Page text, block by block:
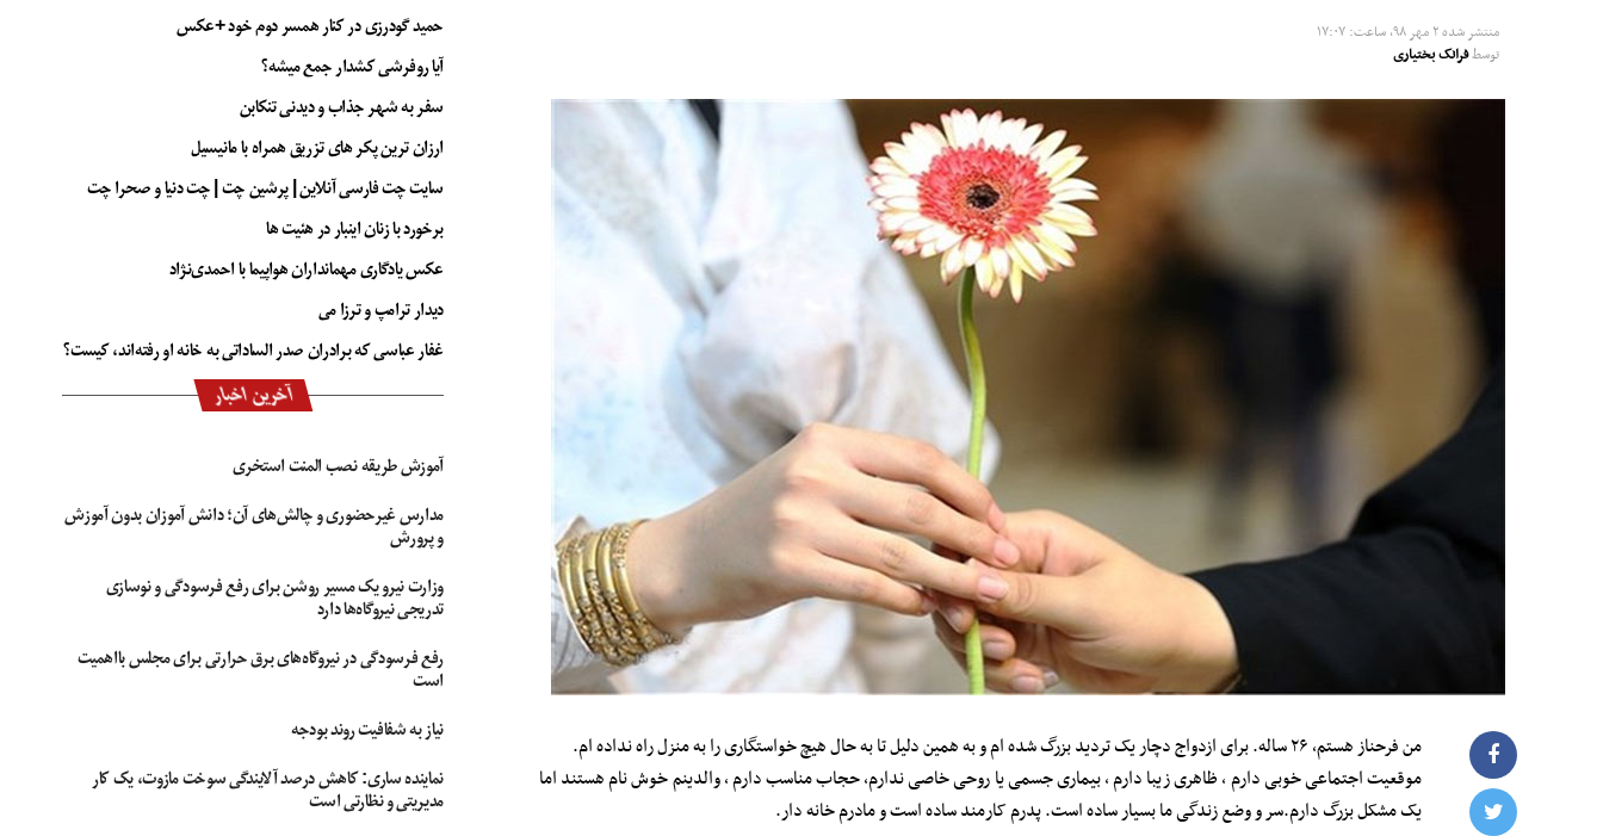
منتشر شده۲ مهر ۹۸, ساعت: ۱۷:۰۷
توسطفرانک بختیاری
من فرحناز هستم، ۲۶ ساله. برای ازدواج دچار یک تردید بزرگ شده ام و به همین دلیل تا به حال هیچ خواستگاری را به منزل راه نداده ام.
موقعیت اجتماعی خوبی دارم ، ظاهری زیبا دارم ، بیماری جسمی یا روحی خاصی ندارم، حجاب مناسب دارم ، والدینم خوش نام هستند اما
یک مشکل بزرگ دارم.سر و وضع زندگی ما بسیار ساده است. پدرم کارمند ساده است و مادرم خانه دار.
حمید گودرزی در کنار همسر دوم خود +عکس
آیا روفرشی کشدار جمع میشه؟
سفر به شهر جذاب و دیدنی تنکابن
ارزان ترین پکر های تزریق همراه با مانیسیل
سایت چت فارسی آنلاین | پرشین چت | چت دنیا و صحرا چت
برخورد با زنان اینبار در هئیت ها
عکس یادگاری مهمانداران هواپیما با احمدی‌نژاد
دیدار ترامپ و ترزا می
غفار عباسی که برادران صدر الساداتی به خانه او رفته‌اند، کیست؟
آخرین اخبار
آموزش طریقه نصب المنت استخری
مدارس غیرحضوری و چالش‌های آن؛ دانش آموزان بدون آموزش
و پرورش
وزارت نیرو یک مسیر روشن برای رفع فرسودگی و نوسازی
تدریجی نیروگاه‌ها دارد
رفع فرسودگی در نیروگاه‌های برق حرارتی برای مجلس بااهمیت
است
نیاز به شفافیت روند بودجه
نماینده ساری: کاهش درصد آلایندگی سوخت مازوت، یک کار
مدیریتی و نظارتی است